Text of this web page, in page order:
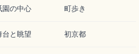
園の中心 町歩き
台と眺望 初京都